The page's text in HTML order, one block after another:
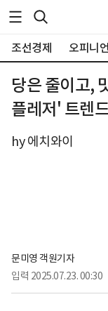
조선경제 오피니언
당은 줄이고,
플레저' 트렌
hy 에치와이
문미영 객원기자
입력 2025.07.23. 00:30